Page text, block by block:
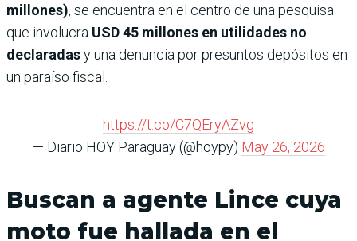
millones), se encuentra en el centro de una pesquisa
que involucra USD 45 millones en utilidades no
declaradasy una denuncia por presuntos depósitos en
un paraíso fiscal.
https://t.co/C7QEryAZvg
— Diario HOY Paraguay (@hoypy) May 26, 2026
Buscan a agente Lince cuya
moto fue hallada en el